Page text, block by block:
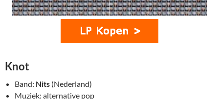
Knot
Band: Nits (Nederland)
Muziek: alternative pop